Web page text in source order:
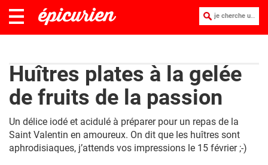
je cherche une recette :
Huîtres plates à la gelée
de fruits de la passion
Un délice iodé et acidulé à préparer pour un repas de la
Saint Valentin en amoureux. On dit que les huîtres sont
aphrodisiaques, j’attends vos impressions le 15 février ;-)